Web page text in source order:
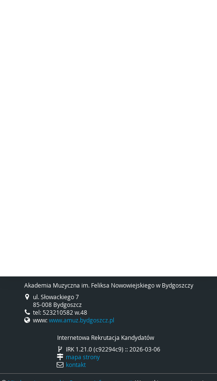
Akademia Muzyczna im. Feliksa Nowowiejskiego w Bydgoszczy
ul. Słowackiego 7
85-008 Bydgoszcz
tel: 523210582 w.48
www:www.amuz.bydgoszcz.pl
Internetowa Rekrutacja Kandydatów
IRK 1.21.0 (c92294c9) :: 2026-03-06
mapa strony
kontakt